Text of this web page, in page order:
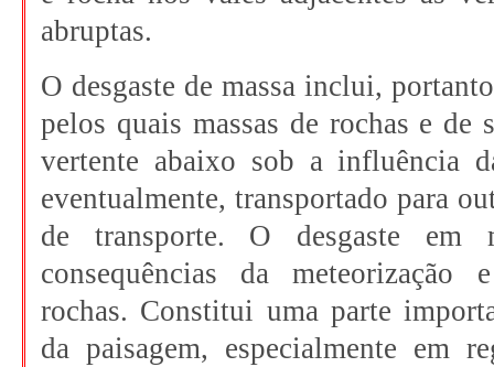
abruptas.
O desgaste de massa inclui,
pelos quais massas de rochas e de
vertente abaixo sob a influência
eventualmente, transportado para
de transporte. O desgaste em
consequências da meteorização
rochas. Constitui uma parte
da paisagem, especialmente em